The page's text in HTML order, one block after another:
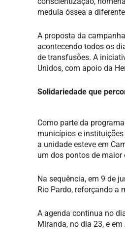
medula óssea a
A proposta da
acontecendo todos os
de transfusões. A
Unidos, com apoio da
Solidariedade que
Como parte da
municípios e
a unidade esteve em
um dos pontos de
Na sequência, em 9 de
Rio Pardo, reforçando a
A agenda continua no
Miranda, no dia 23, e